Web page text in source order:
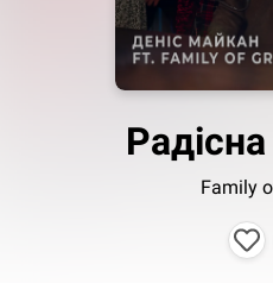
Радісна
Family